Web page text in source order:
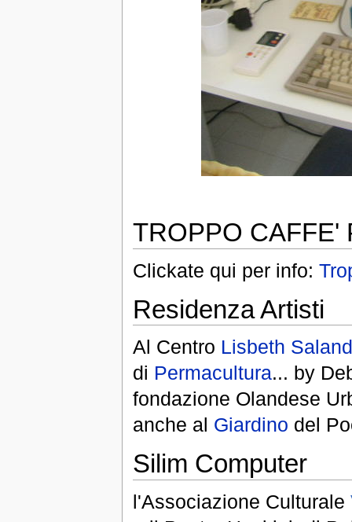
TROPPO CAFFE'
Clickate qui per info:
Residenza Artisti
Al Centro Lisbeth
di Permacultura... by
fondazione Olandese
anche al Giardino del
Silim Computer
l'Associazione Culturale